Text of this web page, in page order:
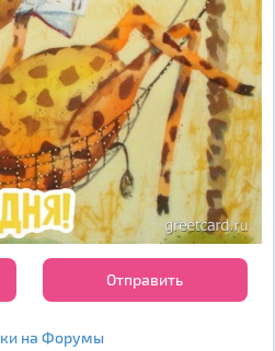
Отправить
на Форумы